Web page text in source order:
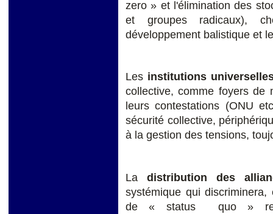
zero » et l'élimination des
et groupes radicaux),
développement balistique et
Les institutions
collective, comme foyers de
leurs contestations (ONU
sécurité collective,
à la gestion des tensions,
La distribution des
systémique qui
de « status quo »